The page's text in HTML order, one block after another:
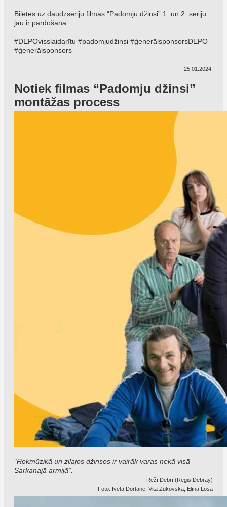
Biļetes uz daudzsēriju filmas “Padomju džinsi” 1. un 2. sēriju
jau ir pārdošanā.
#DEPOvisslaidarītu #padomjudžinsi #ģenerālsponsorsDEPO
#ģenerālsponsors
25.01.2024.
Notiek filmas “Padomju džinsi”
montāžas process
“Rokmūzikā un zilajos džinsos ir vairāk varas nekā visā
Sarkanajā armijā”.
Režī Debrī (Regis Debray)
Foto: Iveta Dortane; Vita Zukovska; Elīna Losa